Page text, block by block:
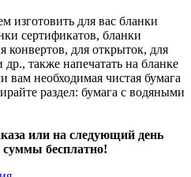
изготовить для вас бланки
сертификатов, бланки
конвертов, для открыток, для
также напечатать на бланке
вам необходимая чистая бумага
раздел: бумага с водяными
или на следующий день
суммы бесплатно!